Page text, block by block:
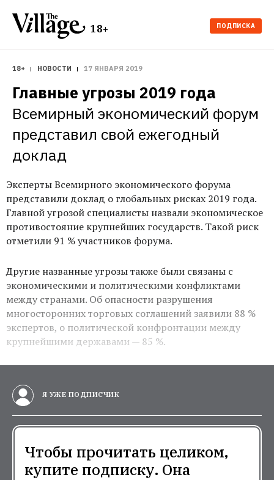
18+ ПОДПИСКА
18+ НОВОСТИ 17 ЯНВАРЯ 2019
Главные угрозы 2019 года
Всемирный экономический форум
представил свой ежегодный
доклад
Эксперты Всемирного экономического форума
представили доклад о глобальных рисках 2019 года.
Главной угрозой специалисты назвали экономическое
противостояние крупнейших государств. Такой риск
отметили 91 % участников форума.
Другие названные угрозы также были связаны с
экономическими и политическими конфликтами
между странами. Об опасности разрушения
многосторонних торговых соглашений заявили 88 %
экспертов, о политической конфронтации между
крупнейшими державами — 85 %.
Я УЖЕ ПОДПИСЧИК
Чтобы прочитать целиком,
купите подписку. Она